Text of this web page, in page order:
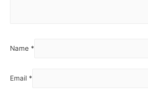
Name *
Email *